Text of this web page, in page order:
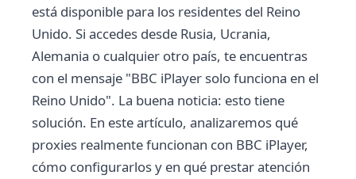
está disponible para los residentes del Reino
Unido. Si accedes desde Rusia, Ucrania,
Alemania o cualquier otro país, te encuentras
con el mensaje "BBC iPlayer solo funciona en el
Reino Unido". La buena noticia: esto tiene
solución. En este artículo, analizaremos qué
proxies realmente funcionan con BBC iPlayer,
cómo configurarlos y en qué prestar atención